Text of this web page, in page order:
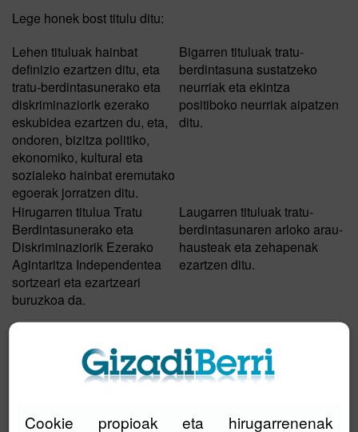
Lege honek bost titulu ditu:
Lehen tituluak hainbat
definizio ezartzen ditu, eta
tratu-berdintasunerako eta
diskriminaziorik ezerako
eskubidea ezartzen du, eta,
ondoren, bizitza politiko,
ekonomiko, kultural eta
sozialeko hainbat eremutako
egoerak jorratzen ditu.
Bigarren tituluak tratu-
berdintasuna sustatzeko
neurriak eta ekintza
positiboko neurriak aipatzen
ditu.
Hirugarren titulua Tratu
Berdintasunerako eta
Diskriminaziorik Ezerako
Agintaritza Independentea
sortzeari eta ezartzeari
buruzkoa da.
Laugarren tituluak tratu-
berdintasunaren arloko arau-
hausteak eta zehapenak
ezartzen ditu.
Bosgarren tituluak, eta
biktimentzako arretari,
Lege hau indarrean sartzean,
aldatzea ere badakarrela,
Cookie propioak eta hirugarrenenak